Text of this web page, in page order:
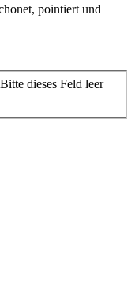
pointiert und
Bitte dieses Feld leer